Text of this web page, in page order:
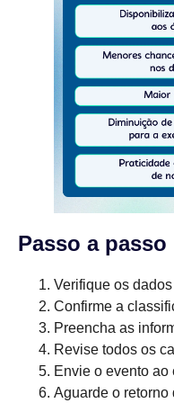
Passo a
Verifique os
Confirme a
Preencha as
Revise todos os
Envie o evento ao
Aguarde o retorno